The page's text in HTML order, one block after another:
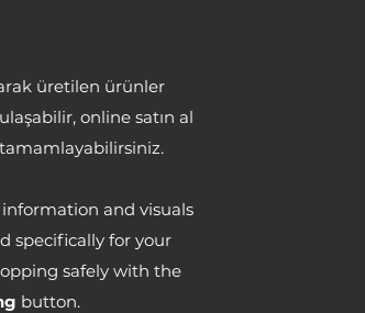
üretilen ürünler
online satın al
and visuals
specifically for your
safely with the
button.